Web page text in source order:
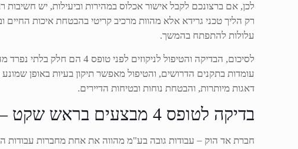
לכן, אם ברצונכם לקבל אישור אכלוס במהירות וביעילות, יש
רק הליך טכני גרידא אלא מהוות מרכיב קריטי בהבטחת איכות החיים
עלולות להתפתח בהמשך.
לסיכום, הבדיקה והטיפול
עומדות בתקנים הדרושים, והטיפול מאפשר תיקון בעיות באופן
דאגות מיותרות, והבטחת נוחות ובטיחות הדיירים.
בדיקה לטופס 4 מבצעים בראש שקט – אד הוק
חברת אד הוק – עבודות גובה בע"מ מהווה את אחת מחברות עבודות